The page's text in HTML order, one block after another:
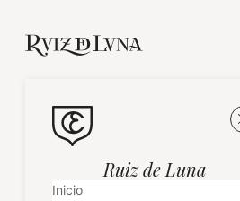
Ruiz de Luna
Inicio